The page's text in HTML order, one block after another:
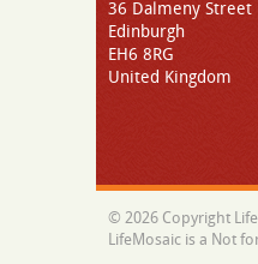
36 Dalmeny Street
Edinburgh
EH6 8RG
United Kingdom
© 2026 Copyright
LifeMosaic is a Not